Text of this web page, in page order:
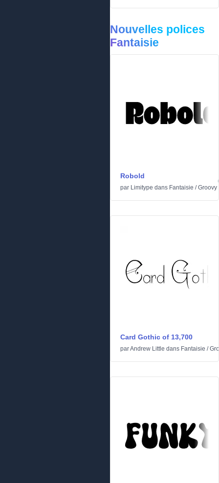
Nouvelles polices
Fantaisie
Robold
par Limitype dans Fantaisie /Groovy
Card Gothic of 13,700
parAndrew Little dans Fantaisie /